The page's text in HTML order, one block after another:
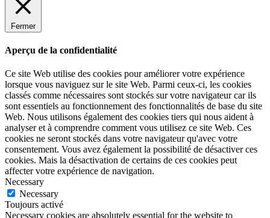
Fermer
Aperçu de la confidentialité
Ce site Web utilise des cookies pour améliorer votre expérience
lorsque vous naviguez sur le site Web. Parmi ceux-ci, les cookies
classés comme nécessaires sont stockés sur votre navigateur car ils
sont essentiels au fonctionnement des fonctionnalités de base du site
Web. Nous utilisons également des cookies tiers qui nous aident à
analyser et à comprendre comment vous utilisez ce site Web. Ces
cookies ne seront stockés dans votre navigateur qu'avec votre
consentement. Vous avez également la possibilité de désactiver ces
cookies. Mais la désactivation de certains de ces cookies peut
affecter votre expérience de navigation.
Necessary
Necessary
Toujours activé
Necessary cookies are absolutely essential for the website to